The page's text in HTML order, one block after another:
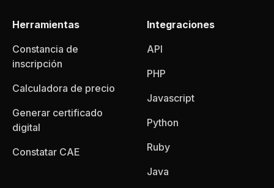
Herramientas
Constancia de
inscripción
Calculadora de precio
Generar certificado
digital
Constatar CAE
Integraciones
API
PHP
Javascript
Python
Ruby
Java